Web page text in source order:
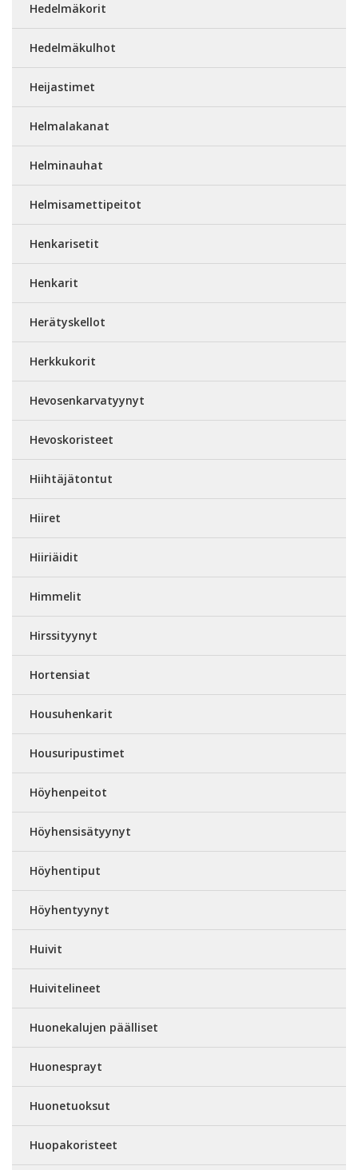
Hedelmäkorit
Hedelmäkulhot
Heijastimet
Helmalakanat
Helminauhat
Helmisamettipeitot
Henkarisetit
Henkarit
Herätyskellot
Herkkukorit
Hevosenkarvatyynyt
Hevoskoristeet
Hiihtäjätontut
Hiiret
Hiiriäidit
Himmelit
Hirssityynyt
Hortensiat
Housuhenkarit
Housuripustimet
Höyhenpeitot
Höyhensisätyynyt
Höyhentiput
Höyhentyynyt
Huivit
Huivitelineet
Huonekalujen päälliset
Huonesprayt
Huonetuoksut
Huopakoristeet